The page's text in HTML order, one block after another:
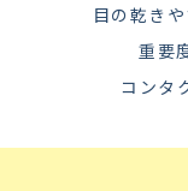
目の乾き
重要
コンタ